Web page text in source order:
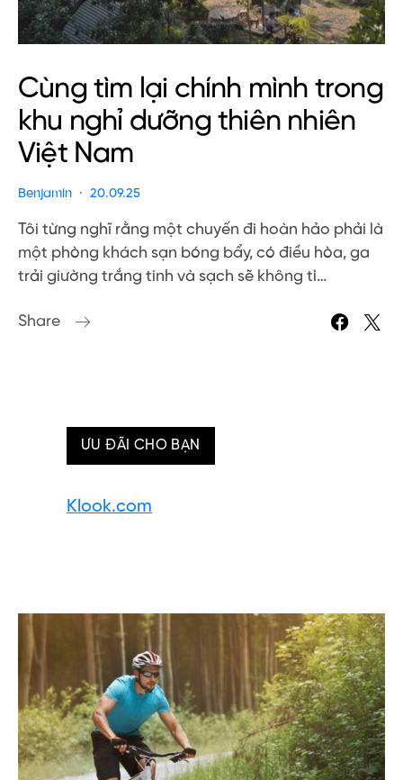
Cùng tìm lại chính mình trong
khu nghỉ dưỡng thiên nhiên
Việt Nam
Benjamin 20.09.25
Tôi từng nghĩ rằng một chuyến đi hoàn hảo phải là
một phòng khách sạn bóng bẩy, có điều hòa, ga
trải giường trắng tinh và sạch sẽ không tì…
Share
ƯU ĐÃI CHO BẠN
Klook.com